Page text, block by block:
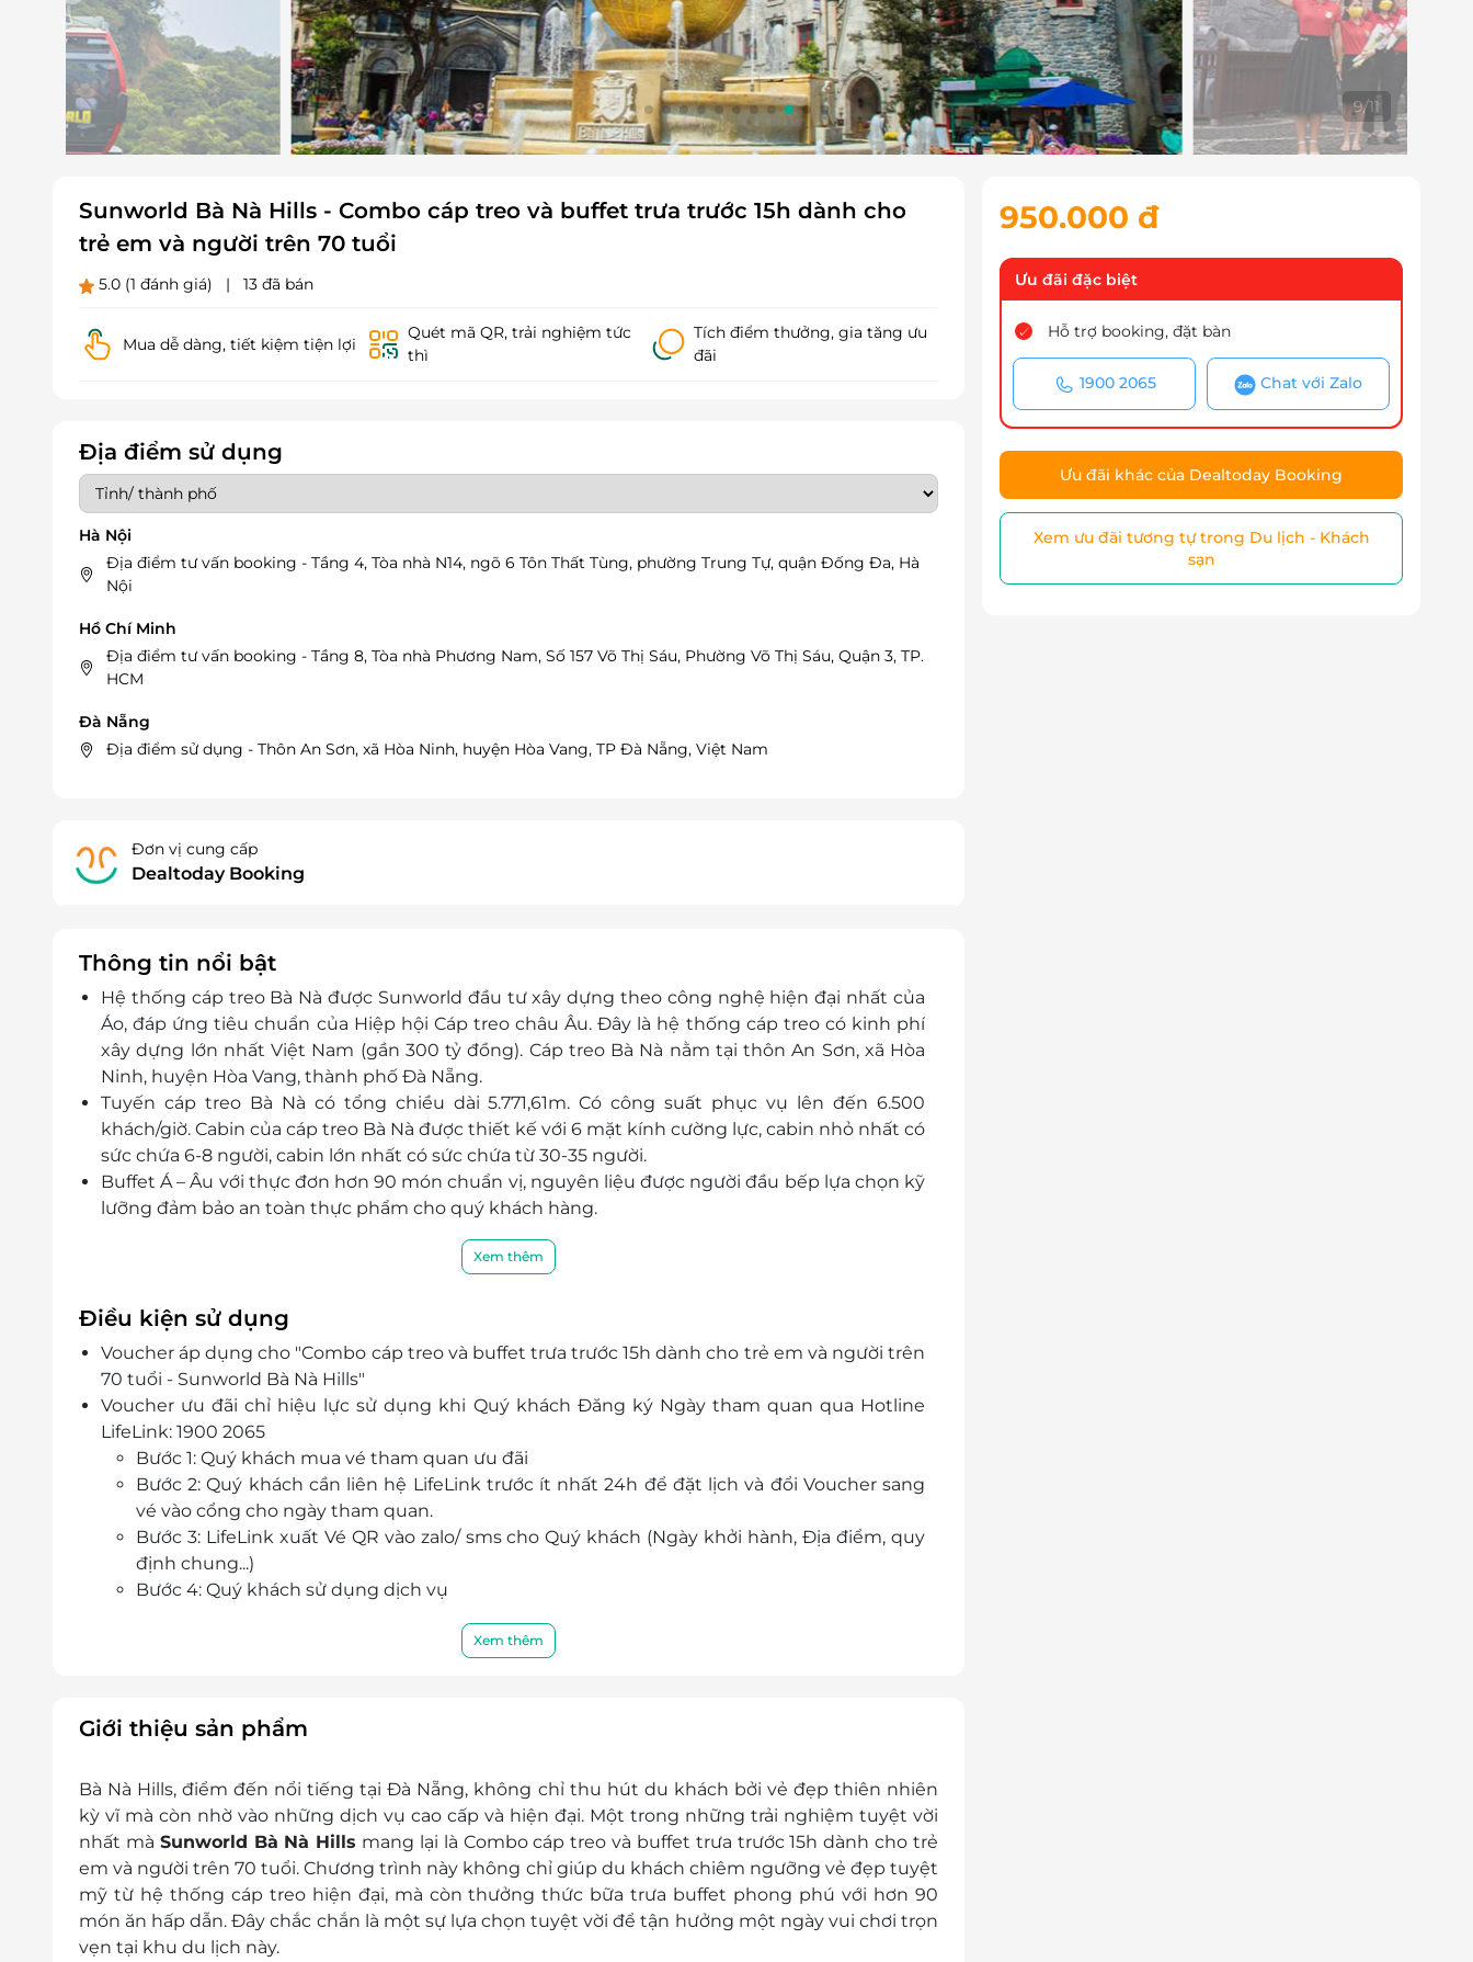
10/11
Sunworld Bà Nà Hills - Combo cáp treo và buffet trưa trước 15h dành cho
trẻ em và người trên 70 tuổi
5.0 (1 đánh giá) | 13 đã bán
Mua dễ dàng, tiết kiệm tiện lợi
Quét mã QR, trải nghiệm tức
thì
Tích điểm thưởng, gia tăng ưu
đãi
Địa điểm sử dụng
Hà Nội
Địa điểm tư vấn booking - Tầng 4, Tòa nhà N14, ngõ 6 Tôn Thất Tùng, phường Trung Tự, quận Đống Đa, Hà
Nội
Hồ Chí Minh
Địa điểm tư vấn booking - Tầng 8, Tòa nhà Phương Nam, Số 157 Võ Thị Sáu, Phường Võ Thị Sáu, Quận 3, TP.
HCM
Đà Nẵng
Địa điểm sử dụng - Thôn An Sơn, xã Hòa Ninh, huyện Hòa Vang, TP Đà Nẵng, Việt Nam
Đơn vị cung cấp
Dealtoday Booking
Thông tin nổi bật
Hệ thống cáp treo Bà Nà được Sunworld đầu tư xây dựng theo công nghệ hiện đại nhất của
Áo, đáp ứng tiêu chuẩn của Hiệp hội Cáp treo châu Âu. Đây là hệ thống cáp treo có kinh phí
xây dựng lớn nhất Việt Nam (gần 300 tỷ đồng). Cáp treo Bà Nà nằm tại thôn An Sơn, xã Hòa
Ninh, huyện Hòa Vang, thành phố Đà Nẵng.
Tuyến cáp treo Bà Nà có tổng chiều dài 5.771,61m. Có công suất phục vụ lên đến 6.500
khách/giờ. Cabin của cáp treo Bà Nà được thiết kế với 6 mặt kính cường lực, cabin nhỏ nhất có
sức chứa 6-8 người, cabin lớn nhất có sức chứa từ 30-35 người.
Buffet Á – Âu với thực đơn hơn 90 món chuẩn vị, nguyên liệu được người đầu bếp lựa chọn kỹ
lưỡng đảm bảo an toàn thực phẩm cho quý khách hàng.
Xem thêm
Điều kiện sử dụng
Voucher áp dụng cho "Combo cáp treo và buffet trưa trước 15h dành cho trẻ em và người trên
70 tuổi - Sunworld Bà Nà Hills"
Voucher ưu đãi chỉ hiệu lực sử dụng khi Quý khách Đăng ký Ngày tham quan qua Hotline
LifeLink: 1900 2065
Bước 1: Quý khách mua vé tham quan ưu đãi
Bước 2: Quý khách cần liên hệ LifeLink trước ít nhất 24h để đặt lịch và đổi Voucher sang
vé vào cổng cho ngày tham quan.
Bước 3: LifeLink xuất Vé QR vào zalo/ sms cho Quý khách (Ngày khởi hành, Địa điểm, quy
định chung...)
Bước 4: Quý khách sử dụng dịch vụ
Khách hàng có chiều cao từ 100cm đến dưới 140cm: Tính vé trẻ em
Xem thêm
Giới thiệu sản phẩm
Bà Nà Hills, điểm đến nổi tiếng tại Đà Nẵng, không chỉ thu hút du khách bởi vẻ đẹp thiên nhiên
kỳ vĩ mà còn nhờ vào những dịch vụ cao cấp và hiện đại. Một trong những trải nghiệm tuyệt vời
nhất mà Sunworld Bà Nà Hills mang lại là Combo cáp treo và buffet trưa trước 15h dành cho trẻ
em và người trên 70 tuổi. Chương trình này không chỉ giúp du khách chiêm ngưỡng vẻ đẹp tuyệt
mỹ từ hệ thống cáp treo hiện đại, mà còn thưởng thức bữa trưa buffet phong phú với hơn 90
món ăn hấp dẫn. Đây chắc chắn là một sự lựa chọn tuyệt vời để tận hưởng một ngày vui chơi trọn
vẹn tại khu du lịch này.
950.000 đ
Ưu đãi đặc biệt
Hỗ trợ booking, đặt bàn
1900 2065 Chat với Zalo
Ưu đãi khác của Dealtoday Booking
Xem ưu đãi tương tự trong Du lịch - Khách
sạn